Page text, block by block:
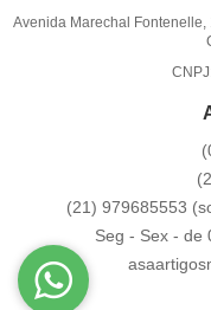
Avenida Marechal Fontenelle,
(21) 979685553
Seg - Sex - de